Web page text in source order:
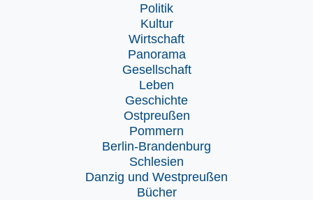
Politik
Kultur
Wirtschaft
Panorama
Gesellschaft
Leben
Geschichte
Ostpreußen
Pommern
Berlin-Brandenburg
Schlesien
Danzig und Westpreußen
Bücher